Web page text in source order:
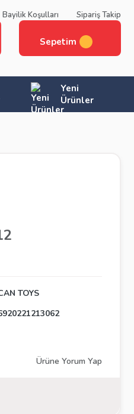
Bayilik Koşulları Sipariş Takip
Sepetim
Yeni
Ürünler
TOYS
Ürüne Yorum Yap